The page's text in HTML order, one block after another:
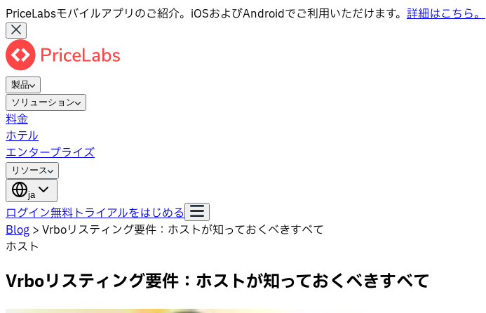
PriceLabsモバイルアプリのご紹介。iOSおよびAndroidでご利用いただけます。 詳細はこちら。
製品
ソリューション
料金
ホテル
エンタープライズ
リソース
ja
ログイン無料トライアルをはじめる
Blog > Vrboリスティング要件：ホストが知っておくべきすべて
ホスト
Vrboリスティング要件：ホストが知っておくべきすべて